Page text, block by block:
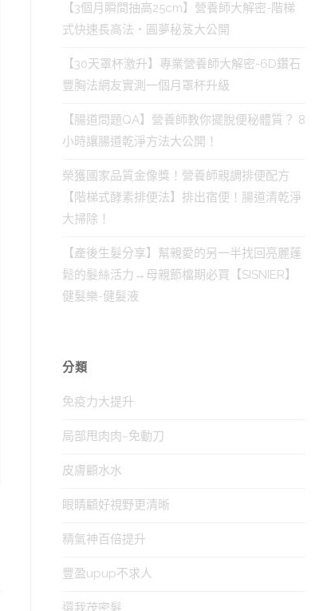
【3個月瞬間抽高25cm】營養師大解密-階梯
式快速長高法‧圓夢秘笈大公開
【30天罩杯激升】專業營養師大解密-6D鑽石
豐胸法網友實測一個月罩杯升級
【腸道問題QA】營養師教你擺脫便秘體質？ 8
小時讓腸道乾淨方法大公開！
榮獲國家品質金像獎！營養師親調排便配方
【階梯式酵素排便法】排出宿便！腸道清乾淨
大掃除！
【產後生髮分享】幫親愛的另一半找回亮麗蓬
鬆的髮絲活力→母親節檔期必買【SISNIER】
健髮樂-健髮液
分類
免疫力大提升
局部甩肉肉~免動刀
皮膚顧水水
眼睛顧好視野更清晰
精氣神百倍提升
豐盈upup不求人
還我茂密髮